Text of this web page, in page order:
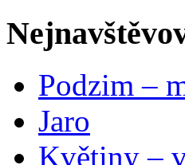
Podzim –
Jaro
Květiny –